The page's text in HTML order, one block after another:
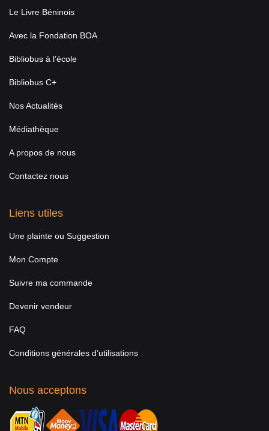
Le Livre Béninois
Avec la Fondation BOA
Bibliobus à l’école
Bibliobus C+
Nos Actualités
Médiathèque
A propos de nous
Contactez nous
Liens utiles
Une plainte ou Suggestion
Mon Compte
Suivre ma commande
Devenir vendeur
FAQ
Conditions générales d’utilisations
Nous acceptons